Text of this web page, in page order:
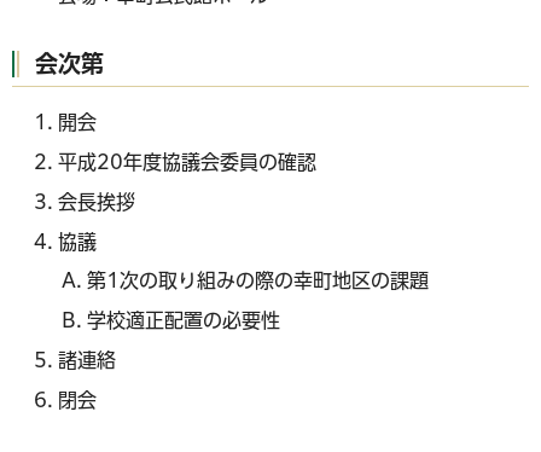
会次第
開会
平成20年度協議会委員の確認
会長挨拶
協議
第1次の取り組みの際の幸町地区の課題
学校適正配置の必要性
諸連絡
閉会